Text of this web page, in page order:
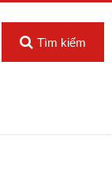
Tìm kiếm